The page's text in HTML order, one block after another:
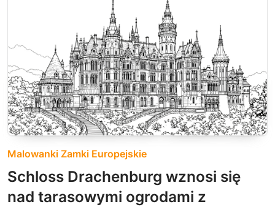
Malowanki Zamki Europejskie
Schloss Drachenburg wznosi się
nad tarasowymi ogrodami z